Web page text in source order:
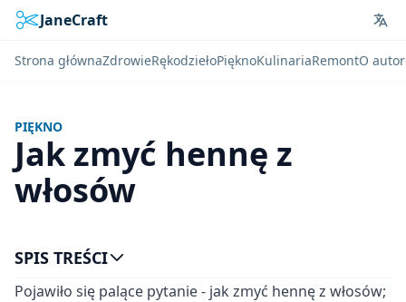
JaneCraft
Strona głównaZdrowieRękodziełoPięknoKulinariaRemontO
PIĘKNO
Jak zmyć hennę z
włosów
Pojawiło się palące pytanie - jak zmyć hennę z włosów;
SPIS TREŚCI